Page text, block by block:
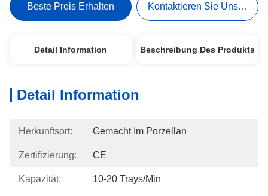
Beste Preis Erhalten Kontaktieren Sie Uns Jetzt
Detail Information Beschreibung Des Produkts
Detail Information
Herkunftsort: Gemacht Im Porzellan
Zertifizierung: CE
Kapazität: 10-20 Trays/min